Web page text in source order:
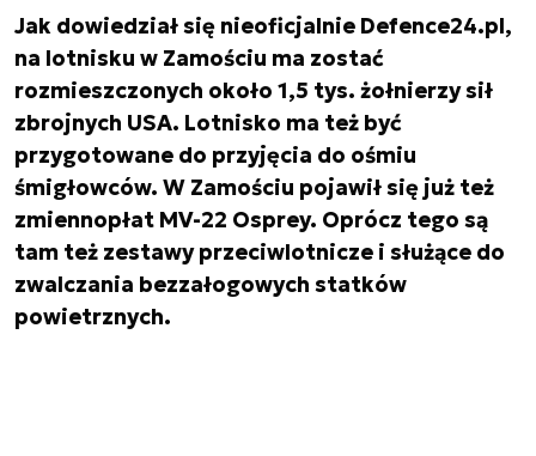
Jak dowiedział się nieoficjalnie Defence24.pl,
na lotnisku w Zamościu ma zostać
rozmieszczonych około 1,5 tys. żołnierzy sił
zbrojnych USA. Lotnisko ma też być
przygotowane do przyjęcia do ośmiu
śmigłowców. W Zamościu pojawił się już też
zmiennopłat MV-22 Osprey. Oprócz tego są
tam też zestawy przeciwlotnicze i służące do
zwalczania bezzałogowych statków
powietrznych.